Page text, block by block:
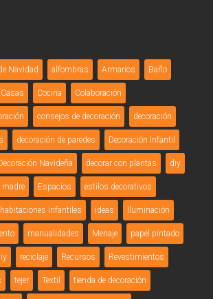
Navidad alfombras Armarios Baño
Casas Cocina Colaboración
consejos de decoración decoración
decoración de paredes Decoración Infantil
Navideña decorar con plantas diy
madre Espacios estilos decorativos
habitaciones infantiles ideas Iluminación
manualidades Menaje papel pintado
reciclaje Recursos Revestimientos
tejer Textil tienda de decoración